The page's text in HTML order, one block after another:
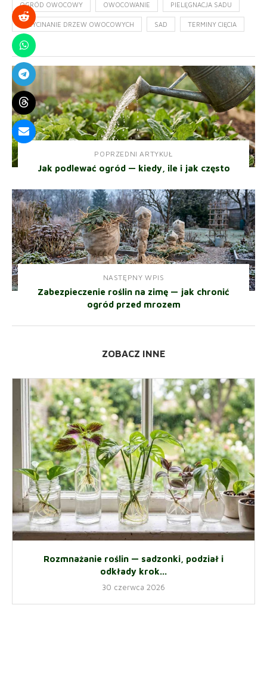
OGRÓD OWOCOWY OWOCOWANIE PIELĘGNACJA SADU
PRZYCINANIE DRZEW OWOCOWYCH SAD TERMINY CIĘCIA
POPRZEDNI ARTYKUŁ
Jak podlewać ogród — kiedy, ile i jak często
NASTĘPNY WPIS
Zabezpieczenie roślin na zimę — jak chronić
ogród przed mrozem
ZOBACZ INNE
Rozmnażanie roślin — sadzonki, podział i
odkłady krok...
30 czerwca 2026